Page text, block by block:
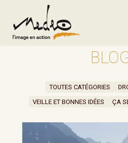
TOUTES CATÉGORIES
VEILLE ET BONNES IDÉES
ÇA